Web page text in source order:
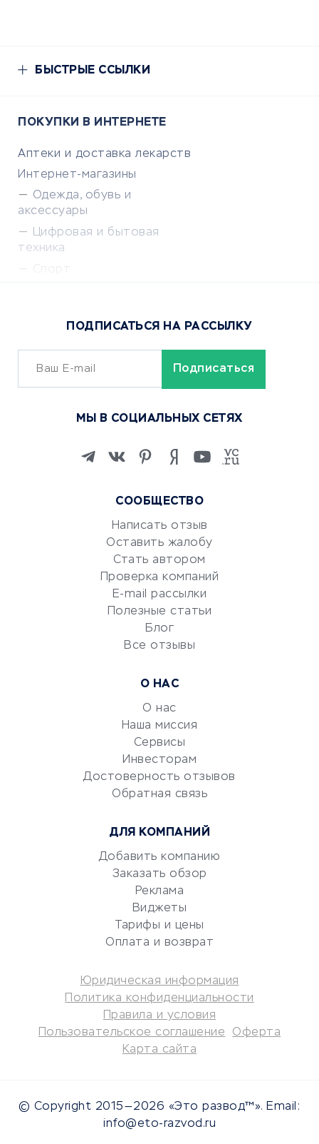
БЫСТРЫЕ ССЫЛКИ
ПОКУПКИ В ИНТЕРНЕТЕ
Аптеки и доставка лекарств
Интернет-магазины
Одежда, обувь и
аксессуары
Цифровая и бытовая
техника
Сервисы доставки
ОБУЧЕНИЕ И РАБОТА
Изучение иностранных
Маркетинг и продажи
Репетиторство
Красота и здоровье
Сервисы по поиску работы
Сетевой маркетинг
УСЛУГИ ДЛЯ БИЗНЕСА
документооборот
Юридические компании
Аудиторские компании
Бухгалтерия онлайн
Потребительские кредиты
Кредитные карты
Дебетовые карты
Микрофинансовые
Улучшение кредитной
СООБЩЕСТВО
Написать отзыв
Оставить жалобу
Стать автором
Проверка компаний
E-mail рассылки
Полезные статьи
Блог
Все отзывы
О НАС
О нас
Наша миссия
Сервисы
Инвесторам
Достоверность отзывов
Обратная связь
ДЛЯ КОМПАНИЙ
Добавить компанию
Заказать обзор
Реклама
Виджеты
Тарифы и цены
Оплата и возврат
ПОДПИСАТЬСЯ НА РАССЫЛКУ
МЫ В СОЦИАЛЬНЫХ СЕТЯХ
Юридическая информация
Политика конфиденциальности
Правила и условия
Пользовательское соглашение
Оферта
Карта сайта
© Copyright 2015—2026 «Это развод™». Email:
info@eto-razvod.ru